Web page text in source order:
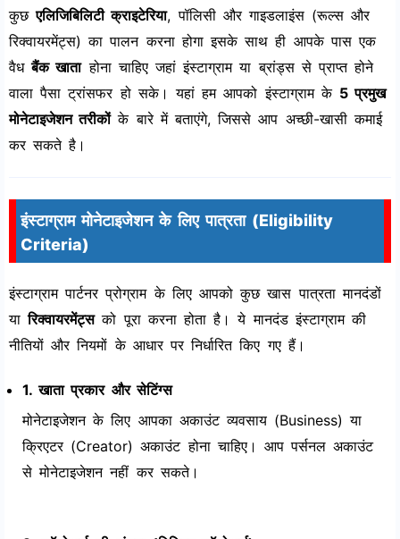
कुछएलिजिबिलिटी क्राइटेरिया, पॉलिसी और गाइडलाइंस (रूल्स और
रिक्वायरमेंट्स) का पालन करना होगा इसके साथ ही आपके पास एक
वैधबैंक खाताहोना चाहिए जहां इंस्टाग्राम या ब्रांड्स से प्राप्त होने
वाला पैसा ट्रांसफर हो सके। यहां हम आपको इंस्टाग्राम के 5 प्रमुख
मोनेटाइजेशन तरीकोंके बारे में बताएंगे, जिससे आप अच्छी-खासी कमाई
कर सकते है।
इंस्टाग्राम मोनेटाइजेशन के लिए पात्रता (Eligibility
Criteria)
इंस्टाग्राम पार्टनर प्रोग्राम के लिए आपको कुछ खास पात्रता मानदंडों
यारिक्वायरमेंट्सको पूरा करना होता है। ये मानदंड इंस्टाग्राम की
नीतियों और नियमों के आधार पर निर्धारित किए गए हैं।
1. खाता प्रकार और सेटिंग्स
मोनेटाइजेशन के लिए आपका अकाउंट व्यवसाय (Business) या
क्रिएटर (Creator) अकाउंट होना चाहिए। आप पर्सनल अकाउंट
से मोनेटाइजेशन नहीं कर सकते।